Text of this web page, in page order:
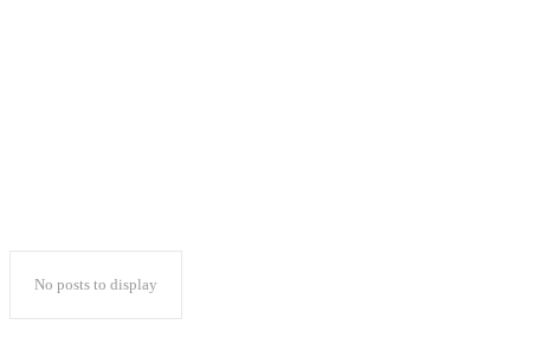
No posts to display